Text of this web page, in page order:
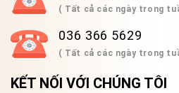
( Tất cả các ngày trong
036 366 5629
( Tất cả các ngày trong
KẾT NỐI VỚI CHÚNG TÔI